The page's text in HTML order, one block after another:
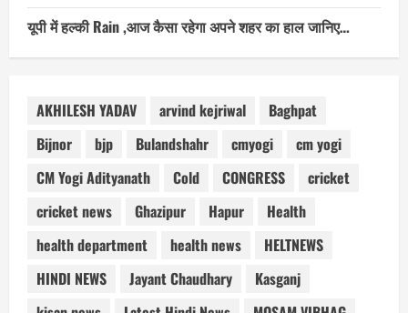
यूपी में हल्की Rain ,आज कैसा रहेगा अपने शहर का हाल जानिए…
AKHILESH YADAV arvind kejriwal
Baghpat
Bijnor
bjp Bulandshahr cmyogi
cm yogi
CM Yogi Adityanath
Cold CONGRESS
cricket
cricket news
Ghazipur Hapur
Health
health department
health news
HELTNEWS
HINDI NEWS
Jayant Chaudhary
Kasganj